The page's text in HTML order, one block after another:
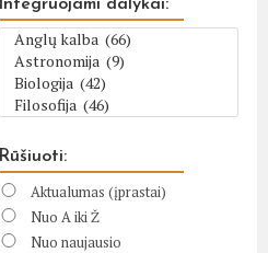
Integruojami dalykai:
Rūšiuoti:
Aktualumas (įprastai)
Nuo A iki Ž
Nuo naujausio